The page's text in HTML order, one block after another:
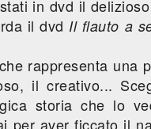
in dvd il delizioso
il dvd Il flauto a
rappresenta una
il creativo...
storia che lo
per aver ficcato il